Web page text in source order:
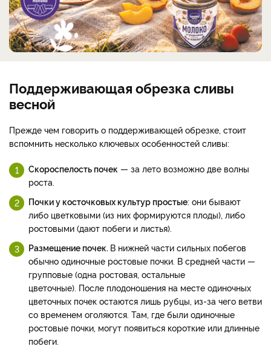
Поддерживающая обрезка сливы
весной
Прежде чем говорить о поддерживающей обрезке, стоит
вспомнить несколько ключевых особенностей сливы:
Скороспелость почек — за лето возможно две волны
роста.
Почки у косточковых культур простые: они бывают
либо цветковыми (из них формируются плоды), либо
ростовыми (дают побеги и листья).
Размещение почек. В нижней части сильных побегов
обычно одиночные ростовые почки. В средней части —
групповые (одна ростовая, остальные
цветочные). После плодоношения на месте одиночных
цветочных почек остаются лишь рубцы, из-за чего ветви
со временем оголяются. Там, где были одиночные
ростовые почки, могут появиться короткие или длинные
побеги.